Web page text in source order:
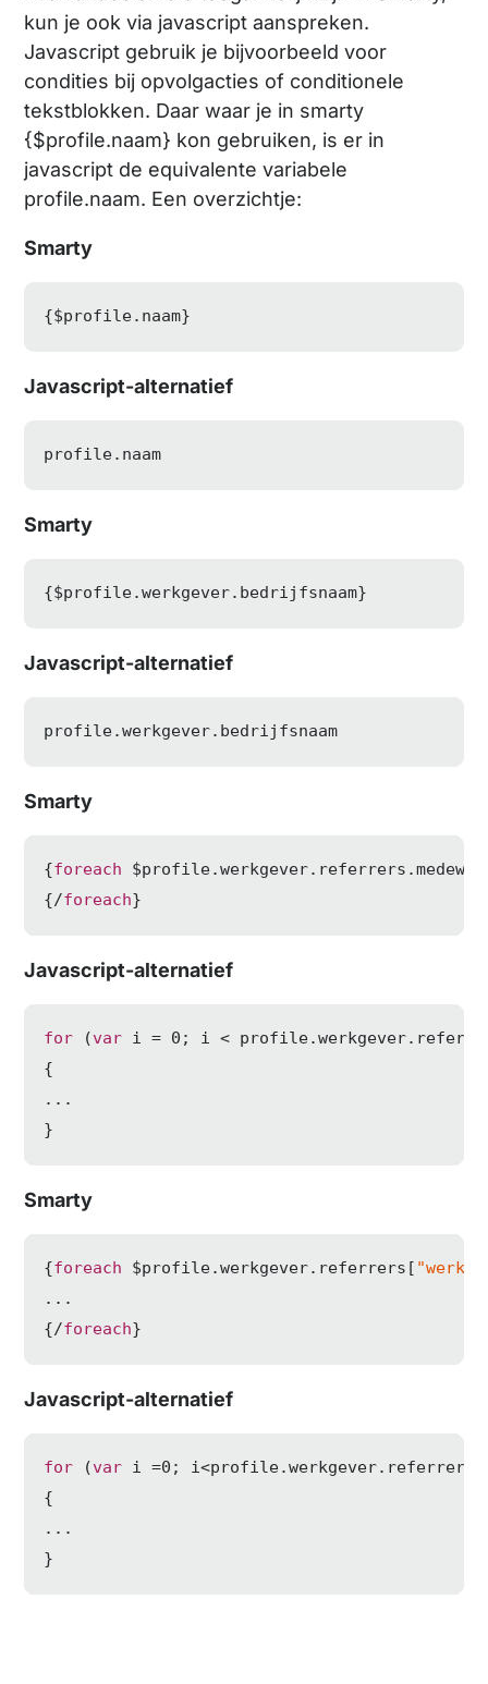
kun je ook via javascript aanspreken.
Javascript gebruik je bijvoorbeeld voor
condities bij opvolgacties of conditionele
tekstblokken. Daar waar je in smarty
{$profile.naam} kon gebruiken, is er in
javascript de equivalente variabele
profile.naam. Een overzichtje:
Smarty
{$profile.naam}
Javascript-alternatief
profile.naam
Smarty
{$profile.werkgever.bedrijfsnaam}
Javascript-alternatief
profile.werkgever.bedrijfsnaam
Smarty
{foreach
{/foreach}
Javascript-alternatief
for (var i = 0 ; i <
{
...
}
Smarty
{foreach $profile.werkgever.referrers[
...
{/foreach}
Javascript-alternatief
for (var i =0 ; i<profile.werkgever.referrers[
{
...
}